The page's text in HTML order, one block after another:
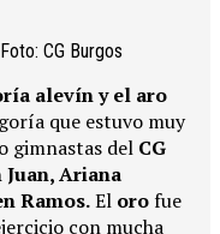
CG Burgos
alevíny el aro
que estuvo muy
gimnastas del CG
Juan, Ariana
Ramos.El oro fue
con mucha